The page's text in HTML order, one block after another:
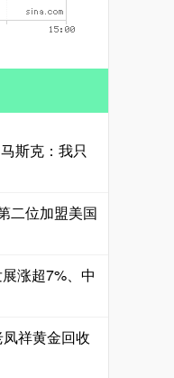
斯克：我只
二位加盟美国
涨超7%、中
祥黄金回收